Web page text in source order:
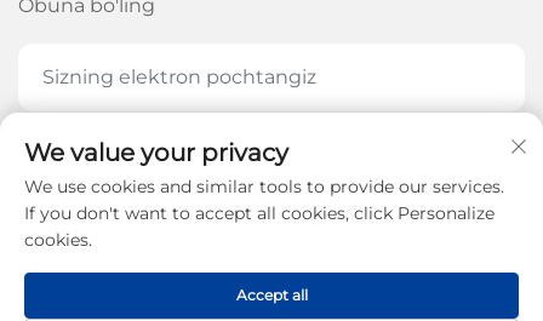
Obuna bo'ling
HOZIR OBUNA BOʻLING
Jinan Arrow Mexanika Kompaniyasi, MChJ. huquqi
We value your privacy
We use cookies and similar tools to provide our services.
If you don't want to accept all cookies, click Personalize
cookies.
Accept all